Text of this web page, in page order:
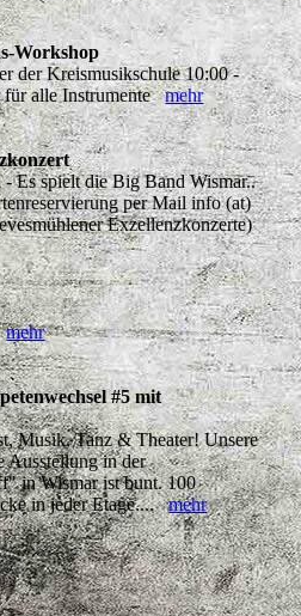
Workshop
der Kreismusikschule 10:00 -
für alle Instrumentemehr
- Es spielt die Big Band Wismar..
per Mail info (at)
Exzellenzkonzerte)
mehr
#5 mit
Musik, Tanz & Theater! Unsere
Ausstellung in der
in Wismar ist bunt. 100
in jeder Etage....mehr